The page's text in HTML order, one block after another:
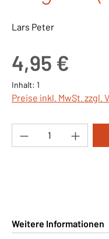
Lars Peter
4,95 €
Inhalt: 1
Preise inkl. MwSt. zzgl.
Produkt Anzahl:
Weitere Informationen